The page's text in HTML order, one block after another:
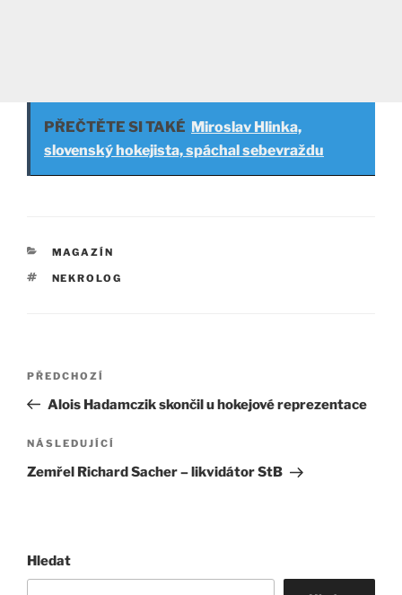
PŘEČTĚTE SI TAKÉ Miroslav Hlinka,
slovenský hokejista, spáchal sebevraždu
RUBRIKY
MAGAZÍN
ŠTÍTKY
NEKROLOG
Navigace
příspěvek
Předchozí
příspěvek
PŘEDCHOZÍ
Alois Hadamczik skončil u hokejové reprezentace
Následující
příspěvek
NÁSLEDUJÍCÍ
Zemřel Richard Sacher – likvidátor StB
Hledat